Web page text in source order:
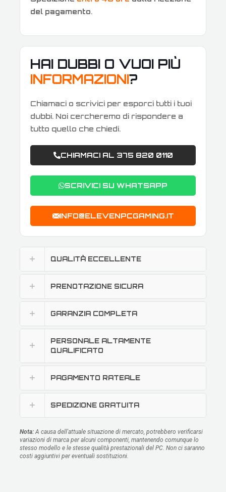
del pagamento.
HAI DUBBI O VUOI PIÙ
INFORMAZIONI?
Chiamaci o scrivici per esporci tutti i tuoi
dubbi. Noi cercheremo di rispondere a
tutto quello che chiedi.
CHIAMACI AL 375 820 0110
SCRIVICI SU WHATSAPP
INFO@ELEVENPCGAMING.IT
QUALITÀ ECCELLENTE
PRENOTAZIONE SICURA
GARANZIA COMPLETA
PERSONALE ALTAMENTE
QUALIFICATO
PAGAMENTO RATEALE
SPEDIZIONE GRATUITA
Nota: A causa dell'attuale situazione di mercato, potrebbero verificarsi
variazioni di marca per alcuni componenti, mantenendo comunque lo
stesso modello e le stesse qualità prestazionali del PC. Non ci saranno
costi aggiuntivi per eventuali sostituzioni.